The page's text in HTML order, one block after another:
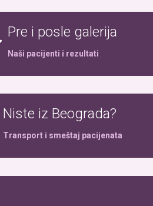
Pre i posle galerija
Naši pacijenti i rezultati
Niste iz Beograda?
Transport i smeštaj pacijenata